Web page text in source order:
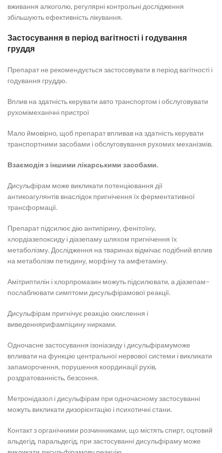
вживання алкоголю, регулярні контрольні дослідження
збільшують ефективність лікування.
Застосування в період вагітності і годування
груддя
Препарат не рекомендується застосовувати в період вагітності і
годування груддю.
Вплив на здатність керувати авто транспортом і обслуговувати
рухомімеханічні пристрої
Мало ймовірно, щоб препарат впливав на здатність керувати
транспортними засобами і обслуговування рухомих механізмів.
Взаємодія з іншими лікарськими засобами.
Дисульфірам може викликати потенціювання дії
антикоагулянтів внаслідок пригнічення їх ферментативної
трансформації.
Препарат підсилює дію антипірину, фенітоїну,
хлордіазепоксиду і діазепаму шляхом пригнічення їх
метаболізму. Дослідження на тваринах відмічає подібний вплив
на метаболізм петидину, морфіну та амфетаміну.
Амітриптилін і хлорпромазин можуть підсилювати, а діазепам−
послаблювати симптоми дисульфірамової реакції.
Дисульфірам пригнічує реакцію окислення і
виведеннярифампіцину нирками.
Одночасне застосування ізоніазиду і дисульфірамуможе
впливати на функцію центральної нервової системи і викликати
запаморочення, порушення координації рухів,
роздратованність, безсоння.
Метронідазол і дисульфірам при одночасному застосуванні
можуть викликати дизорієнтацію і психотичні стани.
Контакт з органічними розчинниками, що містять спирт, оцтовий
альдегід, паральдегід, при застосуванні дисульфіраму може